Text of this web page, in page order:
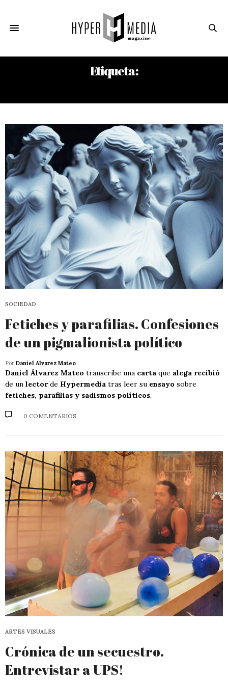
Etiqueta:
SOCIEDAD
Fetiches y parafilias. Confesiones
de un pigmalionista político
Por Daniel Alvarez Mateo
Daniel Álvarez Mateo transcribe una carta que alega recibió
de un lectorde Hypermedia tras leer su ensayo sobre
fetiches, parafilias y sadismos políticos.
0 COMENTARIOS
ARTES VISUALES
Crónica de un secuestro.
Entrevistar a UPS!